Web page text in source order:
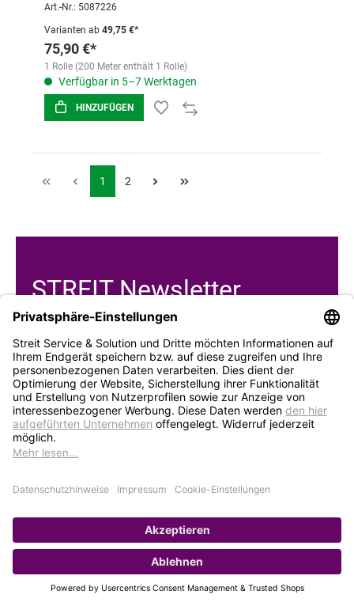
Art.-Nr.: 5087226
Varianten ab 49,75 €*
75,90 €*
1 Rolle (200 Meter enthält 1 Rolle)
Verfügbar in 5–7 Werktagen
HINZUFÜGEN
1 2
STREIT Newsletter
Neue Produkte, Blogbeiträge, Eventeinladungen und
vieles mehr
Bleiben Sie auf dem Laufenden und abonnieren Sie
gerne unseren Newsletter:
Service